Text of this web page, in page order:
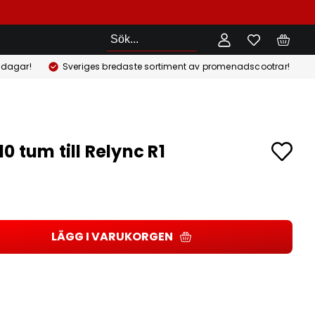
Sök
dagar! Sveriges bredaste sortiment av promenadscootrar!
tum till Relync R1
LÄGG I VARUKORGEN